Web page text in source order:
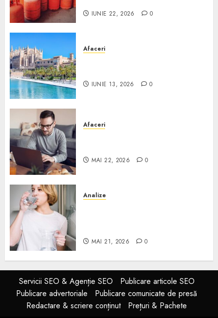
IUNIE 22, 2026 0
Afaceri
IUNIE 13, 2026 0
Afaceri
MAI 22, 2026 0
Analize
MAI 21, 2026 0
Servicii SEO & Agenție SEO
Publicare articole SEO
Publicare advertoriale
Publicare comunicate de presă
Redactare & scriere conținut
Prețuri & Pachete